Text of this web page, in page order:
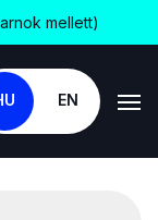
mellett)
EN